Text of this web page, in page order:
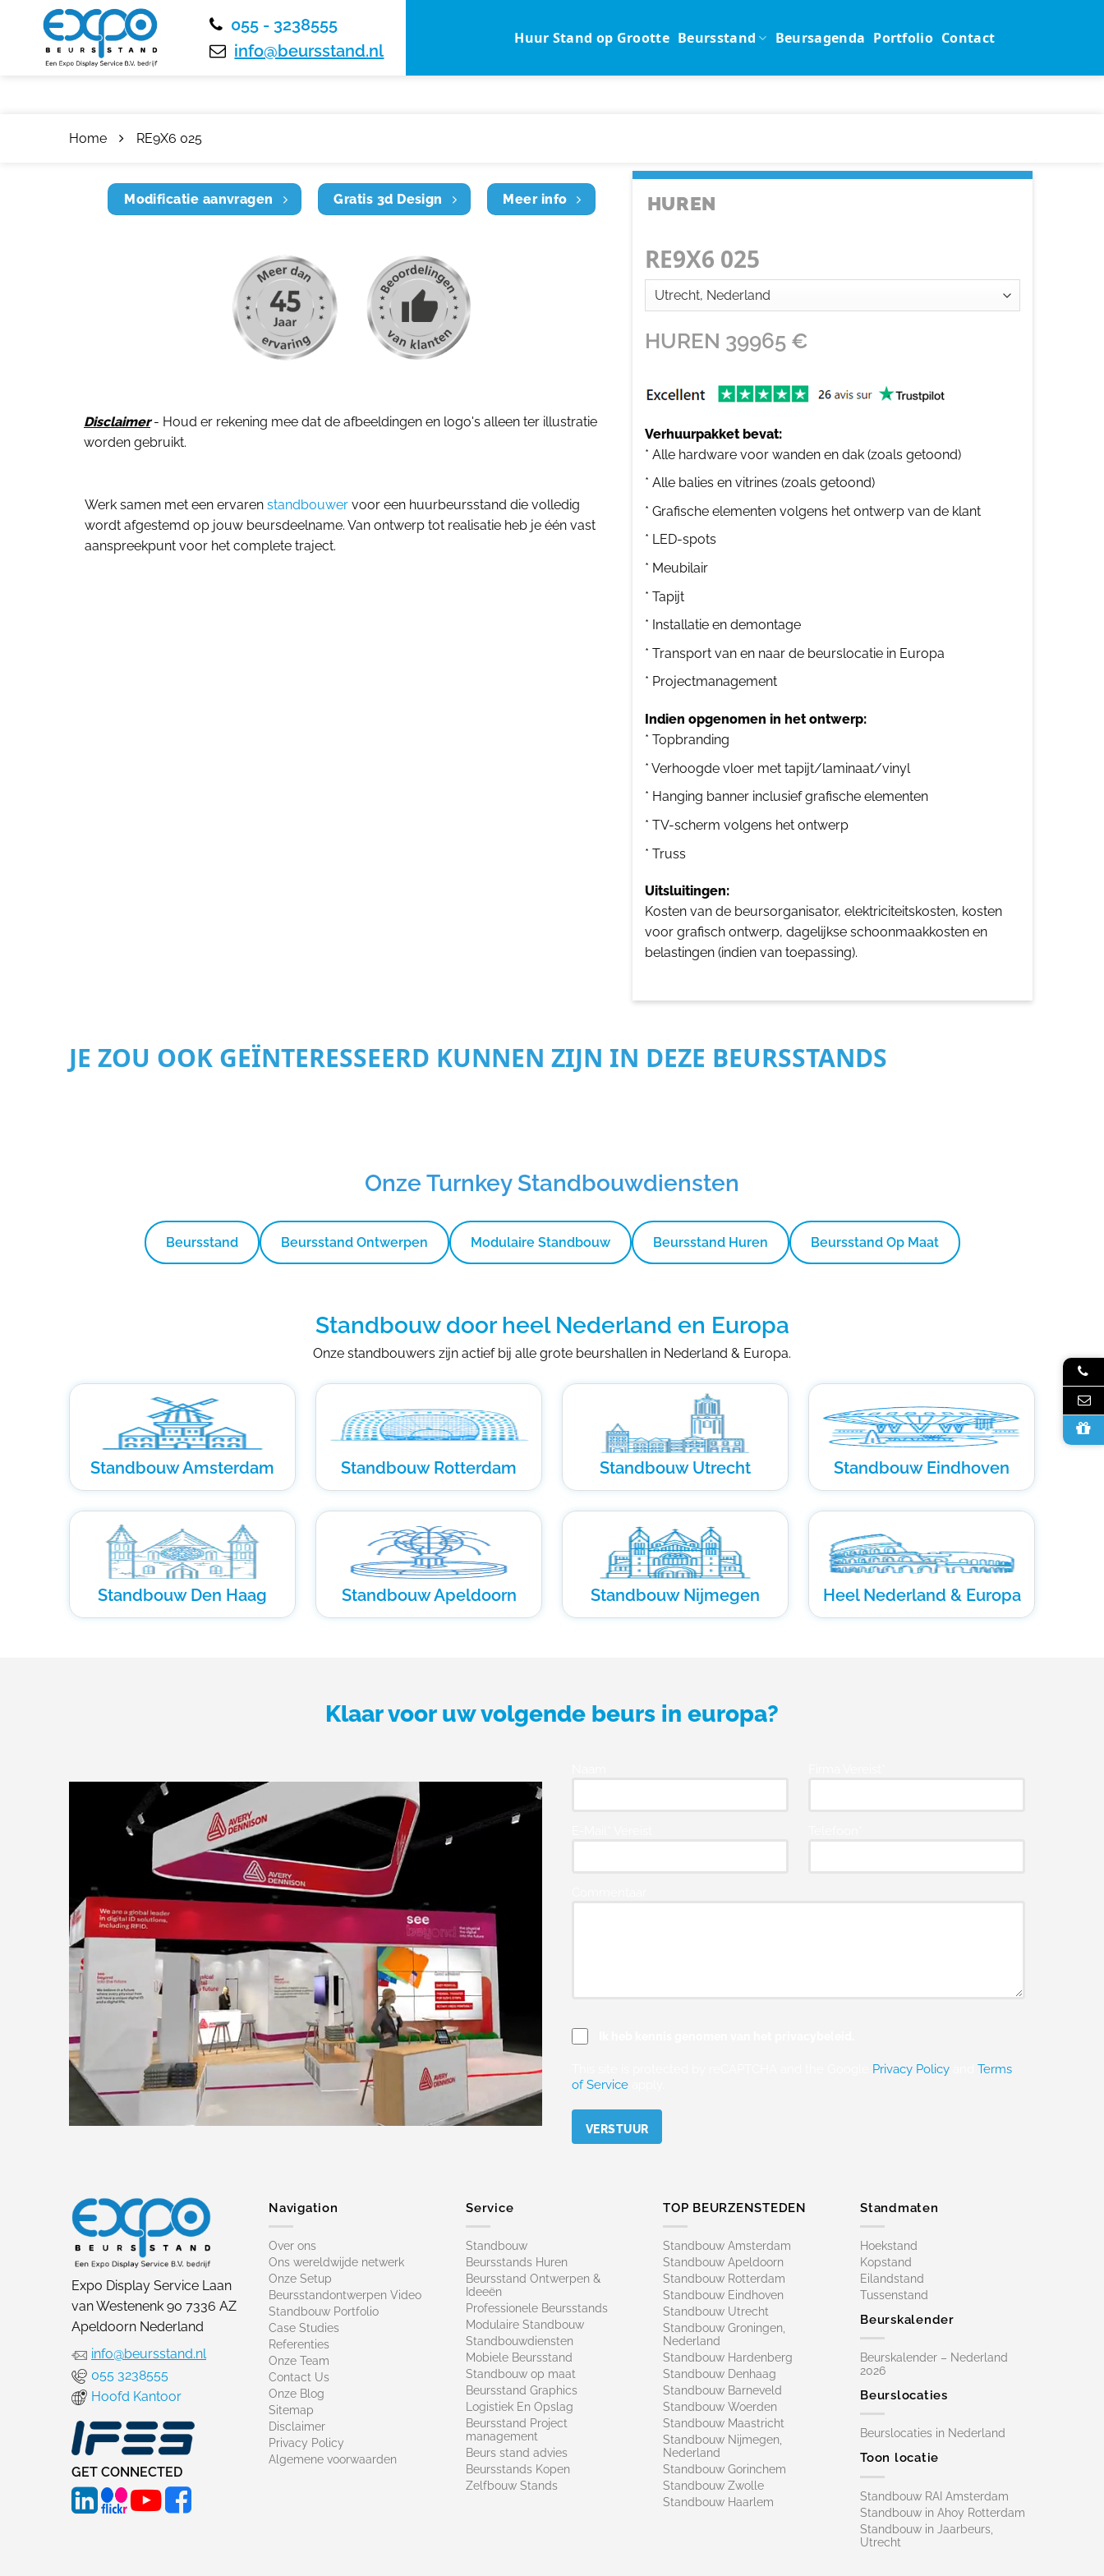
055 - 3238555
info@beursstand.nl
Huur Stand op Grootte Beursstand Beursagenda Portfolio Contact
Home RE9X6 025
Modificatie aanvragen Gratis 3d Design Meer info
Disclaimer- Houd er rekening mee dat de afbeeldingen en logo's alleen ter illustratie
worden gebruikt.
Werk samen met een ervaren standbouwer voor een huurbeursstand die volledig
wordt afgestemd op jouw beursdeelname. Van ontwerp tot realisatie heb je één vast
aanspreekpunt voor het complete traject.
HUREN
RE9X6 025
HUREN 39965€
Verhuurpakket bevat:
* Alle hardware voor wanden en dak (zoals getoond)
* Alle balies en vitrines (zoals getoond)
* Grafische elementen volgens het ontwerp van de klant
* LED-spots
* Meubilair
* Tapijt
* Installatie en demontage
* Transport van en naar de beurslocatie in Europa
* Projectmanagement
Indien opgenomen in het ontwerp:
* Topbranding
* Verhoogde vloer met tapijt/laminaat/vinyl
* Hanging banner inclusief grafische elementen
* TV-scherm volgens het ontwerp
* Truss
Uitsluitingen:
Kosten van de beursorganisator, elektriciteitskosten, kosten
voor grafisch ontwerp, dagelijkse schoonmaakkosten en
belastingen (indien van toepassing).
JE ZOU OOK GEÏNTERESSEERD KUNNEN ZIJN IN DEZE BEURSSTANDS
Onze Turnkey Standbouwdiensten
Beursstand Beursstand Ontwerpen Modulaire Standbouw Beursstand Huren Beursstand Op Maat
Standbouw door heel Nederland en Europa
Onze standbouwers zijn actief bij alle grote beurshallen in Nederland & Europa.
Standbouw Amsterdam Standbouw Rotterdam Standbouw Utrecht Standbouw Eindhoven
Standbouw Den Haag Standbouw Apeldoorn Standbouw Nijmegen Heel Nederland & Europa
Klaar voor uw volgende beurs in europa?
Privacy Policy
Terms
of Service
Expo Display Service Laan
van Westenenk 90 7336 AZ
Apeldoorn Nederland
info@beursstand.nl
055 3238555
Hoofd Kantoor
GET CONNECTED
Navigation
Over ons
Ons wereldwijde netwerk
Onze Setup
Beursstandontwerpen Video
Standbouw Portfolio
Case Studies
Referenties
Onze Team
Contact Us
Onze Blog
Sitemap
Disclaimer
Privacy Policy
Algemene voorwaarden
Service
Standbouw
Beursstands Huren
Beursstand Ontwerpen &
Ideeën
Professionele Beursstands
Modulaire Standbouw
Standbouwdiensten
Mobiele Beursstand
Standbouw op maat​
Beursstand Graphics
Logistiek En Opslag
Beursstand Project
management
Beurs stand advies
Beursstands Kopen
Zelfbouw Stands
TOP BEURZENSTEDEN
Standbouw Amsterdam
Standbouw Apeldoorn
Standbouw Rotterdam
Standbouw Eindhoven
Standbouw Utrecht
Standbouw Groningen,
Nederland
Standbouw Hardenberg
Standbouw Denhaag
Standbouw Barneveld
Standbouw Woerden
Standbouw Maastricht
Standbouw Nijmegen,
Nederland
Standbouw Gorinchem
Standbouw Zwolle
Standbouw Haarlem
Standmaten
Hoekstand
Kopstand
Eilandstand
Tussenstand
Beurskalender
Beurskalender – Nederland
2026
Beurslocaties
Beurslocaties in Nederland
Toon locatie
Standbouw RAI Amsterdam
Standbouw in Ahoy Rotterdam
Standbouw in Jaarbeurs,
Utrecht